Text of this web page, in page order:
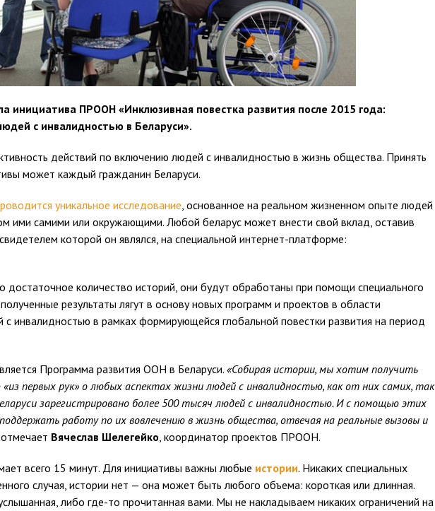
инициатива ПРООН «Инклюзивная повестка развития после 2015 года:
с инвалидностью в Беларуси».
действий по включению людей с инвалидностью в жизнь общества. Принять
может каждый гражданин Беларуси.
уникальное исследование, основанное на реальном жизненном опыте людей
ими самими или окружающими. Любой беларус может внести свой вклад, оставив
которой он являлся, на специальной интернет-платформе:
достаточное количество историй, они будут обработаны при помощи специального
результаты лягут в основу новых программ и проектов в области
с инвалидностью в рамках формирующейся глобальной повестки развития на период
Программа развития ООН в Беларуси. «Собирая истории, мы хотим получить
первых рук» о любых аспектах жизни людей с инвалидностью, как от них самих, так
зарегистрировано более 500 тысяч людей с инвалидностью. И с помощью этих
работу по их вовлечению в жизнь общества, отвечая на реальные вызовы и
Вячеслав Шелегейко, координатор проектов ПРООН.
всего 15 минут. Для инициативы важны любые истории. Никаких специальных
случая, истории нет — она может быть любого объема: короткая или длинная.
либо где-то прочитанная вами. Мы не накладываем никаких ограничений на